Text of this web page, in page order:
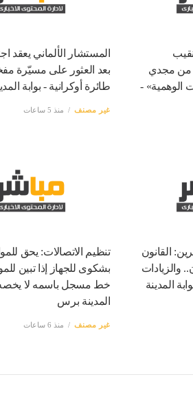
من مجدي
الوهمية» -
المستشار الألماني يعقد
بعد العثور على مسيّرة
طائرة أوكرانية - بوابة
غير مصنف منذ 5 ساعات
القانون
والزيادات
المدينة
تنظيم الاتصالات: يحق
بشكوى للجهاز إذا تبين
خط مسجل باسمه لا يخصه
المدينة برس
غير مصنف منذ 6 ساعات